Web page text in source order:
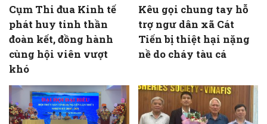
Cụm Thi đua Kinh tế
phát huy tinh thần
đoàn kết, đồng hành
cùng hội viên vượt
khó
Kêu gọi chung tay hỗ
trợ ngư dân xã Cát
Tiến bị thiệt hại nặng
nề do cháy tàu cá